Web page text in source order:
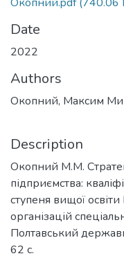
Date
2022
Authors
Окопний, Максим
Description
Окопний М.М.
підприємства:
ступеня вищої
організацій
Полтавський
62 с.